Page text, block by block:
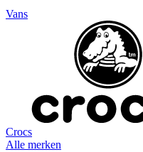
Vans
Crocs
Alle merken